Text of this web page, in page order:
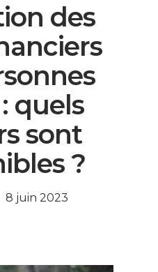
des
quels
sont
?
8 juin 2023